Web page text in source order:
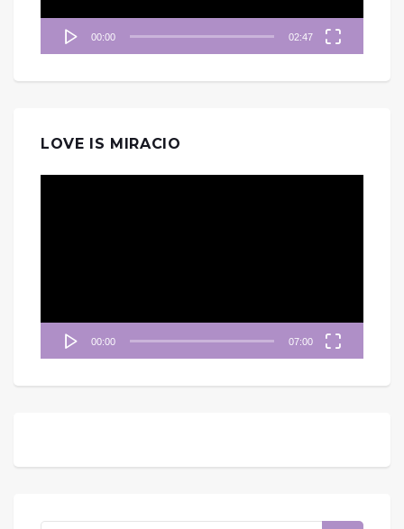
00:00 02:47
LOVE IS MIRACIO
00:00 07:00